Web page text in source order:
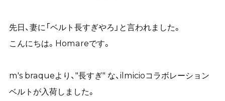
先日、妻に「ベルト長すぎやろ」と言われました。
こんにちは。Homareです。
m's braqueより、"長すぎ" な、ilmicioコラボレーション
ベルトが入荷しました。